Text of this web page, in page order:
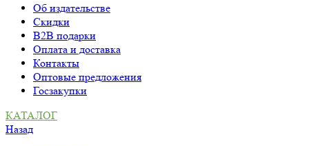
Об издательстве
Скидки
B2B подарки
Оплата и доставка
Контакты
Оптовые предложения
Госзакупки
КАТАЛОГ
Назад